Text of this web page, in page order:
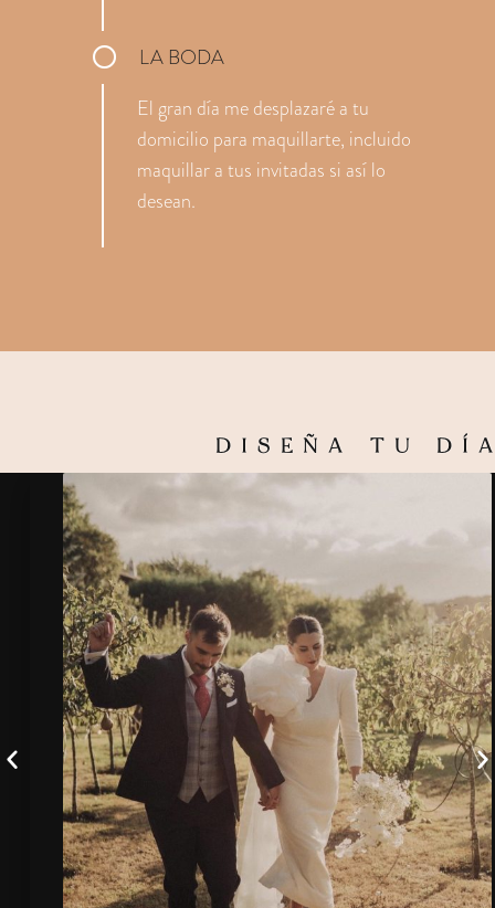
LA BODA
El gran día me desplazaré a tu
domicilio para maquillarte, incluido
maquillar a tus invitadas si así lo
desean.
DISEÑA TU